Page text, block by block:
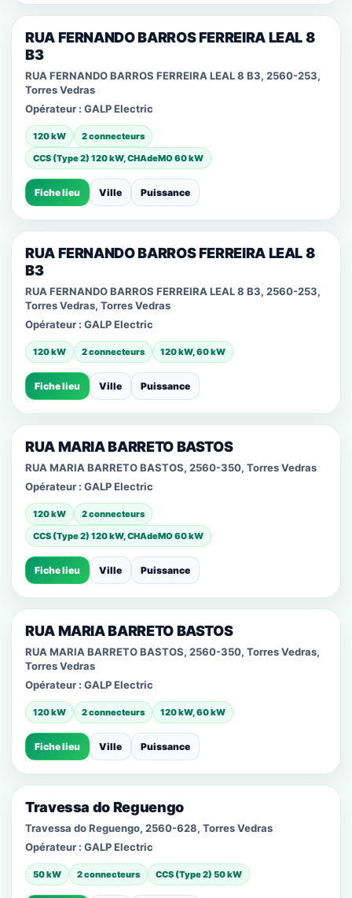
RUA FERNANDO BARROS FERREIRA LEAL 8
B3
RUA FERNANDO BARROS FERREIRA LEAL 8 B3, 2560-253,
Torres Vedras
Opérateur : GALP Electric
120 kW
2 connecteurs
CCS (Type 2) 120 kW, CHAdeMO 60 kW
Fiche lieu Ville Puissance
RUA FERNANDO BARROS FERREIRA LEAL 8
B3
RUA FERNANDO BARROS FERREIRA LEAL 8 B3, 2560-253,
Torres Vedras, Torres Vedras
Opérateur : GALP Electric
120 kW 2 connecteurs 120 kW, 60 kW
Fiche lieu Ville Puissance
RUA MARIA BARRETO BASTOS
RUA MARIA BARRETO BASTOS, 2560-350, Torres Vedras
Opérateur : GALP Electric
120 kW
2 connecteurs
CCS (Type 2) 120 kW, CHAdeMO 60 kW
Fiche lieu Ville Puissance
RUA MARIA BARRETO BASTOS
RUA MARIA BARRETO BASTOS, 2560-350, Torres Vedras,
Torres Vedras
Opérateur : GALP Electric
120 kW 2 connecteurs 120 kW, 60 kW
Fiche lieu Ville Puissance
Travessa do Reguengo
Travessa do Reguengo, 2560-628, Torres Vedras
Opérateur : GALP Electric
50 kW 2 connecteurs CCS (Type 2) 50 kW